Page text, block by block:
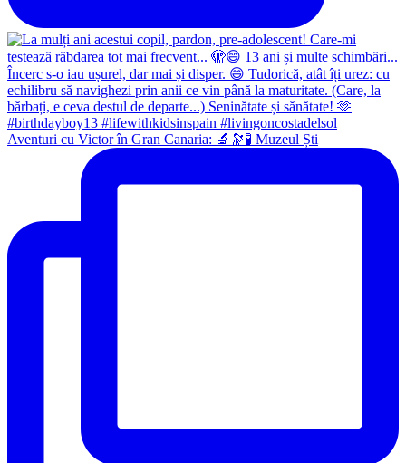
Aventuri cu Victor în Gran Canaria: 🔬🔭🧪 Muzeul Ști